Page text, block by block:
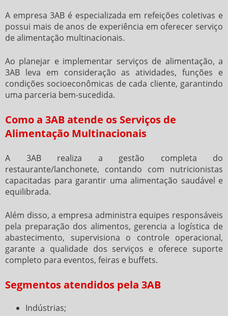
A empresa 3AB é especializada em refeições coletivas e
possui mais de anos de experiência em oferecer serviço
de alimentação multinacionais.
Ao planejar e implementar serviços de alimentação, a
3AB leva em consideração as atividades, funções e
condições socioeconômicas de cada cliente, garantindo
uma parceria bem-sucedida.
Como a 3AB atende os Serviços de
Alimentação Multinacionais
A 3AB realiza a gestão completa do
restaurante/lanchonete, contando com nutricionistas
capacitadas para garantir uma alimentação saudável e
equilibrada.
Além disso, a empresa administra equipes responsáveis
pela preparação dos alimentos, gerencia a logística de
abastecimento, supervisiona o controle operacional,
garante a qualidade dos serviços e oferece suporte
completo para eventos, feiras e buffets.
Segmentos atendidos pela 3AB
Indústrias;